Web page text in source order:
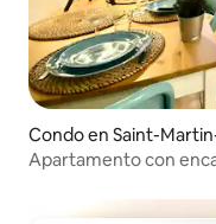
Condo en Saint-
Apartamento con